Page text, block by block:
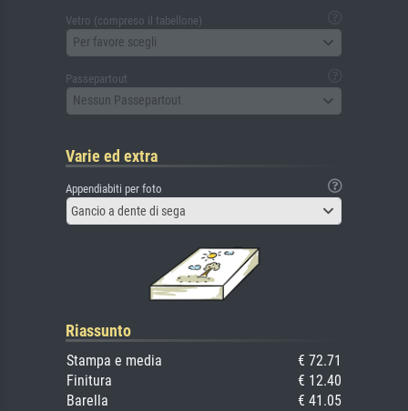
Vetro (compreso il tabellone)
Per favore scegli
Passepartout
Nessun Passepartout
Varie ed extra
Appendiabiti per foto
Gancio a dente di sega
Riassunto
Stampa e media
€ 72.71
Finitura
€ 12.40
Barella
€ 41.05